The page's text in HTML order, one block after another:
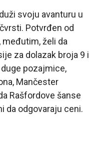
svoju avanturu u
Potvrđen od
međutim, želi da
za dolazak broja 9 i
pozajmice,
Mančester
Rašfordove šanse
da odgovaraju ceni.